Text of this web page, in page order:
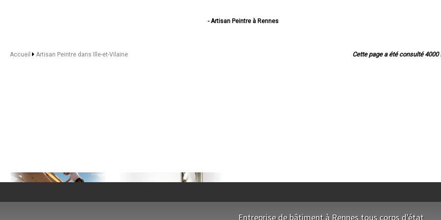
- Artisan Peintre à Rennes
- Artisan Peintre à Guichen
- Artisan Peintre à Châteaugiron
Cette page a été consulté 4000
Accueil Artisan Peintre dans Ille-et-Vilaine
Entreprise de bâtiment à Rennes tous corps d'état